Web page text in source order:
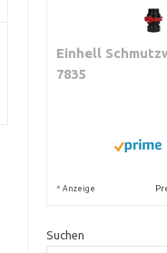
Einhell
7835
* Anzeige
Suchen